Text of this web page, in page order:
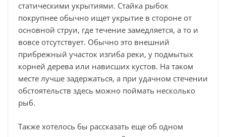
статическими укрытиями. Стайка рыбок
покрупнее обычно ищет укрытие в стороне от
основной струи, где течение замедляется, а то и
вовсе отсутствует. Обычно это внешний
прибрежный участок изгиба реки, у подмытых
корней дерева или нависших кустов. На таком
месте лучше задержаться, а при удачном стечении
обстоятельств здесь можно поймать несколько
рыб.
Также хотелось бы рассказать еще об одном